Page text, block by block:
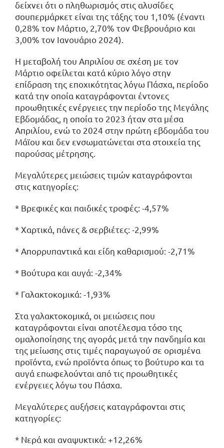
δείχνει ότι ο πληθωρισμός στις αλυσίδες
σουπερμάρκετ είναι της τάξης του 1,10% (έναντι
0,28% τον Μάρτιο, 2,70% τον Φεβρουάριο και
3,00% τον Ιανουάριο 2024).
Η μεταβολή του Απριλίου σε σχέση με τον
Μάρτιο οφείλεται κατά κύριο λόγο στην
επίδραση της εποχικότητας λόγω Πάσχα, περίοδο
κατά την οποία καταγράφονται έντονες
προωθητικές ενέργειες την περίοδο της Μεγάλης
Εβδομάδας, η οποία το 2023 ήταν στα μέσα
Απριλίου, ενώ το 2024 στην πρώτη εβδομάδα του
Μάϊου και δεν ενσωματώνεται στα στοιχεία της
παρούσας μέτρησης.
Mεγαλύτερες μειώσεις τιμών καταγράφονται
στις κατηγορίες:
* Βρεφικές και παιδικές τροφές: -4,57%
* Χαρτικά, πάνες & σερβιέτες: -2,99%
* Απορρυπαντικά και είδη καθαρισμού: -2,71%
* Βούτυρα και αυγά: -2,34%
* Γαλακτοκομικά: -1,93%
Στα γαλακτοκομικά, οι μειώσεις που
καταγράφονται είναι αποτέλεσμα τόσο της
ομαλοποίησης της αγοράς μετά την πανδημία και
της μείωσης στις τιμές παραγωγού σε ορισμένα
προϊόντα, ενώ προϊόντα όπως το βούτυρο και τα
αυγά επωφελούνται από τις προωθητικές
ενέργειες λόγω του Πάσχα.
Μεγαλύτερες αυξήσεις καταγράφονται στις
κατηγορίες:
* Νερά και αναψυκτικά: +12,26%